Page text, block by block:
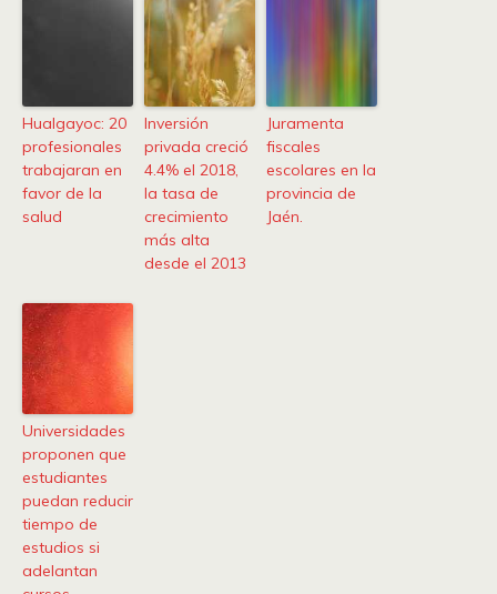
Hualgayoc: 20
profesionales
trabajaran en
favor de la
salud
Inversión
privada creció
4.4% el 2018,
la tasa de
crecimiento
más alta
desde el 2013
Juramenta
fiscales
escolares en la
provincia de
Jaén.
Universidades
proponen que
estudiantes
puedan reducir
tiempo de
estudios si
adelantan